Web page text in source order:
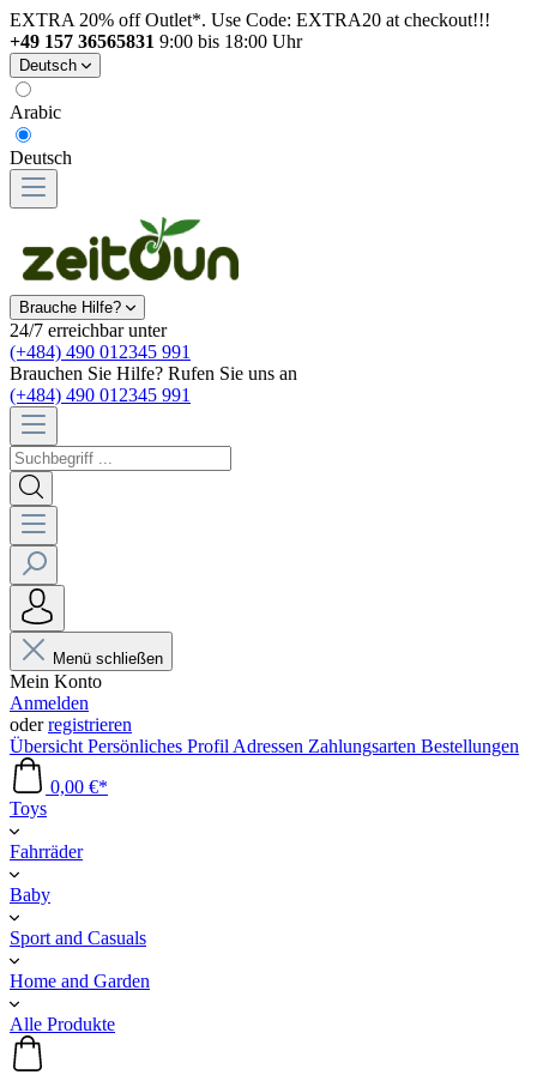
EXTRA 20% off Outlet*. Use Code: EXTRA20 at checkout!!!
+49 157 36565831 9:00 bis 18:00 Uhr
Deutsch
Arabic
Deutsch
Brauche Hilfe?
24/7 erreichbar unter
(+484) 490 012345 991
Brauchen Sie Hilfe? Rufen Sie uns an
(+484) 490 012345 991
Menü schließen
Mein Konto
Anmelden
oderregistrieren
Übersicht Persönliches Profil Adressen Zahlungsarten Bestellungen
0,00 €*
Toys
Fahrräder
Baby
Sport and Casuals
Home and Garden
Alle Produkte